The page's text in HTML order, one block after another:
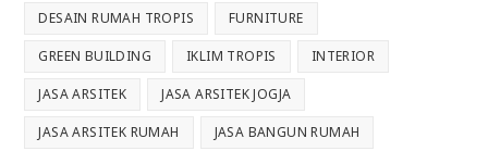
DESAIN RUMAH TROPIS FURNITURE
GREEN BUILDING IKLIM TROPIS INTERIOR
JASA ARSITEK JASA ARSITEK JOGJA
JASA ARSITEK RUMAH JASA BANGUN RUMAH